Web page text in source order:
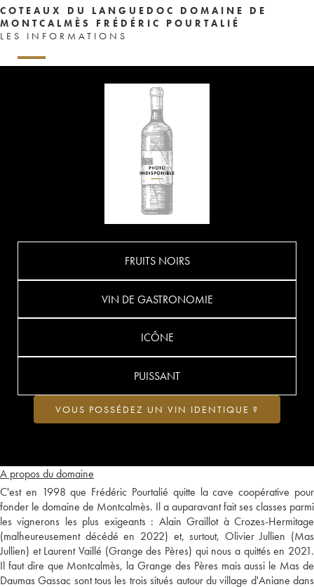
COTEAUX DU LANGUEDOC DOMAINE DE
MONTCALMÈS FRÉDÉRIC POURTALIÉ
LES INFORMATIONS
A propos du domaine
C'est en 1998 que Frédéric Pourtalié quitte la cave coopérative pour
fonder le domaine de Montcalmès. Il a auparavant fait ses classes parmi
les vignerons les plus exigeants : Alain Graillot à Crozes-Hermitage
(malheureusement décédé en 2022) et, surtout, Olivier Jullien (Mas
Jullien) et Laurent Vaillé (Grange des Pères) qui nous a quittés en 2021.
Il faut dire que Montcalmès, la Grange des Pères mais aussi le Mas de
Daumas Gassac sont tous les trois situés autour du village d'Aniane dans
FRUITS NOIRS
VIN DE GASTRONOMIE
ICÔNE
PUISSANT
VOUS POSSÉDEZ UN VIN IDENTIQUE ?